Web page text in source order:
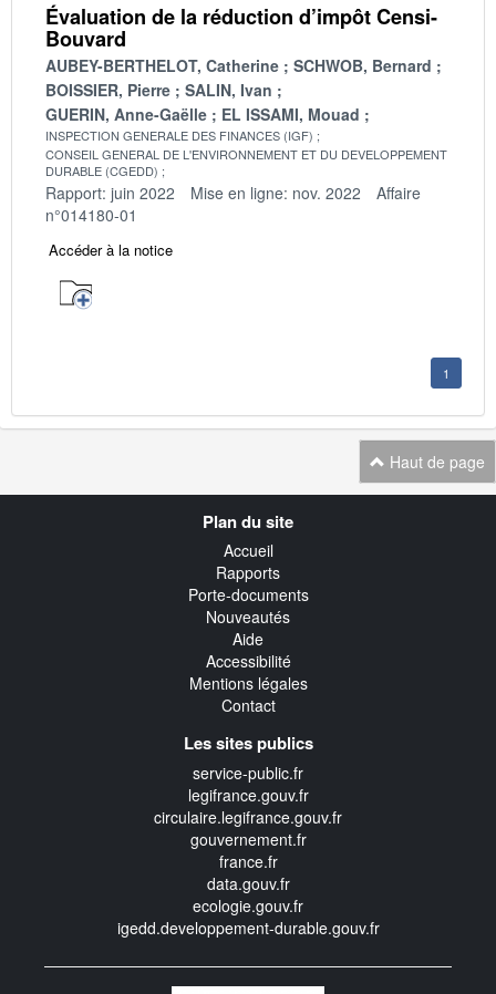
Évaluation de la réduction d’impôt Censi-
Bouvard
AUBEY-BERTHELOT, Catherine
SCHWOB, Bernard
BOISSIER, Pierre
SALIN, Ivan
GUERIN, Anne-Gaëlle
EL ISSAMI, Mouad
INSPECTION GENERALE DES FINANCES (IGF)
CONSEIL GENERAL DE L'ENVIRONNEMENT ET DU DEVELOPPEMENT
DURABLE (CGEDD)
Rapport: juin 2022 Mise en ligne: nov. 2022
Affaire
n°014180-01
Accéder à la notice
1
Haut de page
Plan du site
Accueil
Rapports
Porte-documents
Nouveautés
Aide
Accessibilité
Mentions légales
Contact
Les sites publics
service-public.fr
legifrance.gouv.fr
circulaire.legifrance.gouv.fr
gouvernement.fr
france.fr
data.gouv.fr
ecologie.gouv.fr
igedd.developpement-durable.gouv.fr